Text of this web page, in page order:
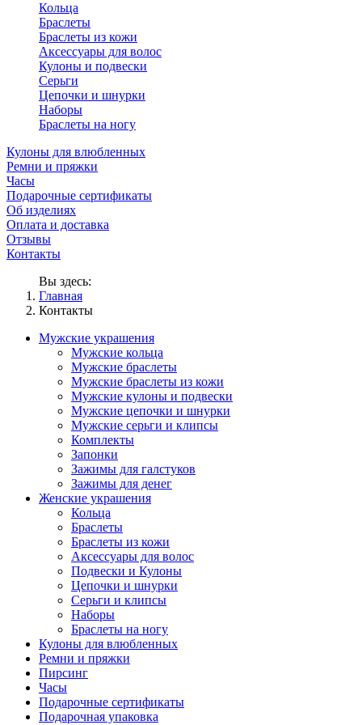
Кольца
Браслеты
Браслеты из кожи
Аксессуары для волос
Кулоны и подвески
Серьги
Цепочки и шнурки
Наборы
Браслеты на ногу
Кулоны для влюбленных
Ремни и пряжки
Часы
Подарочные сертификаты
Об изделиях
Оплата и доставка
Отзывы
Контакты
Вы здесь:
Главная
Контакты
Мужские украшения
Мужские кольца
Мужские браслеты
Мужские браслеты из кожи
Мужские кулоны и подвески
Мужские цепочки и шнурки
Мужские серьги и клипсы
Комплекты
Запонки
Зажимы для галстуков
Зажимы для денег
Женские украшения
Кольца
Браслеты
Браслеты из кожи
Аксессуары для волос
Подвески и Кулоны
Цепочки и шнурки
Серьги и клипсы
Наборы
Браслеты на ногу
Кулоны для влюбленных
Ремни и пряжки
Пирсинг
Часы
Подарочные сертификаты
Подарочная упаковка